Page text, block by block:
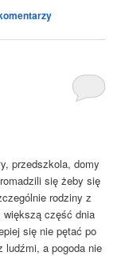
przedszkola, domy
się żeby się
rodziny z
większą część dnia
się nie pętać po
ludźmi, a pogoda nie